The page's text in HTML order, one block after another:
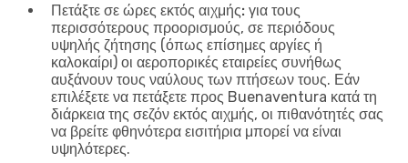
Πετάξτε σε ώρες εκτός αιχμής: για τους
περισσότερους προορισμούς, σε περιόδους
υψηλής ζήτησης (όπως επίσημες αργίες ή
καλοκαίρι) οι αεροπορικές εταιρείες συνήθως
αυξάνουν τους ναύλους των πτήσεων τους. Εάν
επιλέξετε να πετάξετε προς Buenaventura κατά τη
διάρκεια της σεζόν εκτός αιχμής, οι πιθανότητές σας
να βρείτε φθηνότερα εισιτήρια μπορεί να είναι
υψηλότερες.